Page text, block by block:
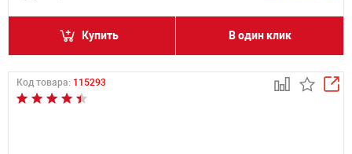
Купить В один клик
Код товара: 115293